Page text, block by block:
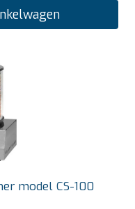
model CS-100